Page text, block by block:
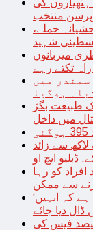
کی
منتخب
حملے،
میزبانوں
تکتے رہے
میں
ہوگیا
طبیعت بگڑ
میں داخل
سے زائد
ایچ او
کو رہا
سے ممکن
‘ججوں پر ٹرمپ کے حملے روکنے کا واحد طریقہ ہے کہ انہیں
ٹرانزٹ ٹریڈ کی درآمدی اشیا پر10 فیصد فیس کی